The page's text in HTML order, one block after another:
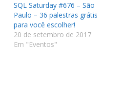
SQL Saturday #676 – São
Paulo – 36 palestras grátis
para você escolher!
20 de setembro de 2017
Em "Eventos"